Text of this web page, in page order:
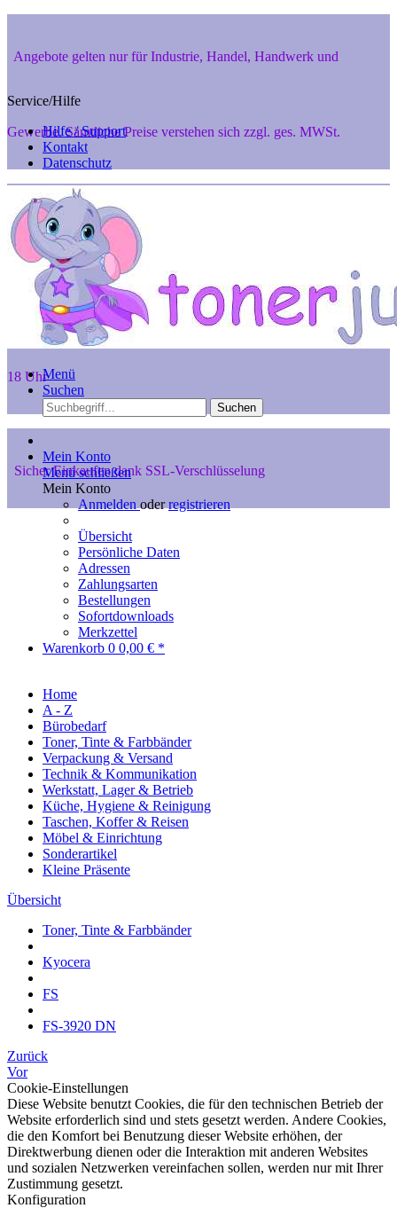
Angebote gelten nur für Industrie, Handel, Handwerk und
Gewerbe. Sämtliche Preise verstehen sich zzgl. ges. MWSt.
Private Endverbraucher aus 48346 Ostbevern und 48291 Telgte
können aber gerne telef. anfragen unter 02532-7242, Mo. - Fr. 8 -
18 Uhr
Sicher Einkaufen dank SSL-Verschlüsselung
Service/Hilfe
Hilfe / Support
Kontakt
Datenschutz
Menü
Suchen
Suchen
Mein Konto
Menü schließen
Mein Konto
Anmelden oderregistrieren
Übersicht
Persönliche Daten
Adressen
Zahlungsarten
Bestellungen
Sofortdownloads
Merkzettel
Warenkorb 0 0,00 € *
Home
A - Z
Bürobedarf
Toner, Tinte & Farbbänder
Verpackung & Versand
Technik & Kommunikation
Werkstatt, Lager & Betrieb
Küche, Hygiene & Reinigung
Taschen, Koffer & Reisen
Möbel & Einrichtung
Sonderartikel
Kleine Präsente
Übersicht
Toner, Tinte & Farbbänder
Kyocera
FS
FS-3920 DN
Zurück
Vor
Cookie-Einstellungen
Diese Website benutzt Cookies, die für den technischen Betrieb der
Website erforderlich sind und stets gesetzt werden. Andere Cookies,
die den Komfort bei Benutzung dieser Website erhöhen, der
Direktwerbung dienen oder die Interaktion mit anderen Websites
und sozialen Netzwerken vereinfachen sollen, werden nur mit Ihrer
Zustimmung gesetzt.
Konfiguration